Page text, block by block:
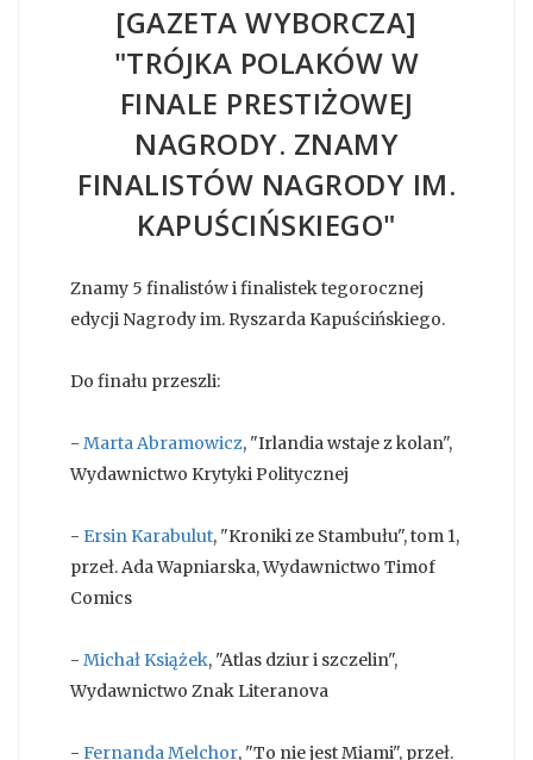
[GAZETA WYBORCZA]
"TRÓJKA POLAKÓW W
FINALE PRESTIŻOWEJ
NAGRODY. ZNAMY
FINALISTÓW NAGRODY IM.
KAPUŚCIŃSKIEGO"
Znamy 5 finalistów i finalistek tegorocznej
edycji Nagrody im. Ryszarda Kapuścińskiego.
Do finału przeszli:
- Marta Abramowicz, "Irlandia wstaje z kolan",
Wydawnictwo Krytyki Politycznej
- Ersin Karabulut, "Kroniki ze Stambułu", tom 1,
przeł. Ada Wapniarska, Wydawnictwo Timof
Comics
- Michał Książek, "Atlas dziur i szczelin",
Wydawnictwo Znak Literanova
- Fernanda Melchor, "To nie jest Miami", przeł.